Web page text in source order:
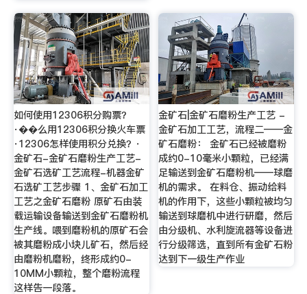
如何使用12306积分购票？
·��么用12306积分换火车票
·12306怎样使用积分兑换？·
金矿石-金矿石磨粉生产工艺-
金矿石选矿工艺流程-机器金矿
石选矿工艺步骤 1、金矿石加工
工艺之金矿石磨粉 原矿石由装
载运输设备输送到金矿石磨粉机
生产线。喂到磨粉机的原矿石会
被其磨粉成小块儿矿石，然后经
由磨粉机磨粉，终形成约0-
10MM小颗粒，整个磨粉流程
这样告一段落。
金矿石|金矿石磨粉生产工艺 -
金矿石加工工艺，流程二——金
矿石磨粉： 金矿石已经被磨粉
成约0-10毫米小颗粒，已经满
足输送到金矿石磨粉机——球磨
机的需求。 在料仓、振动给料
机的作用下，这些小颗粒被均匀
输送到球磨机中进行研磨，然后
由分级机、水利旋流器等设备进
行分级筛选，直到所有金矿石粉
达到下一级生产作业